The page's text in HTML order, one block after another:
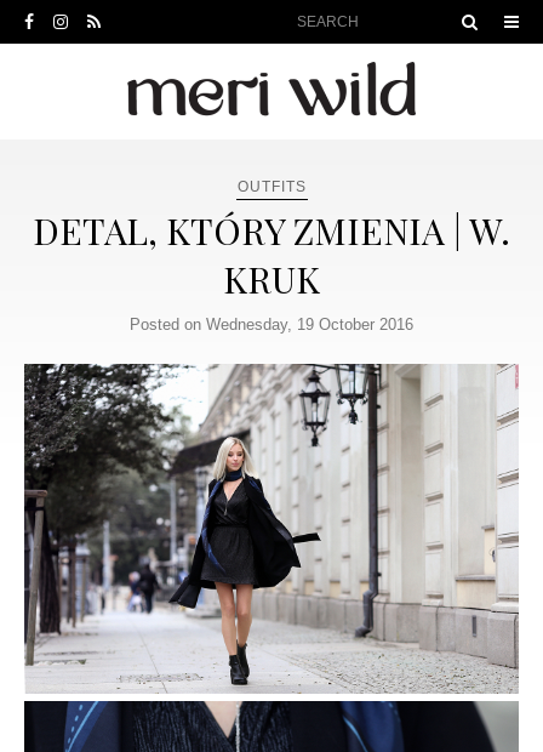
OUTFITS
DETAL, KTÓRY ZMIENIA | W.
KRUK
Posted on Wednesday, 19 October 2016